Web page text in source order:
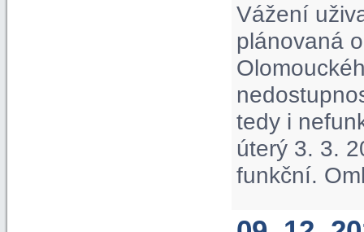
Vážení
plánovaná
tedy i
úterý 3. 3.
funkční.